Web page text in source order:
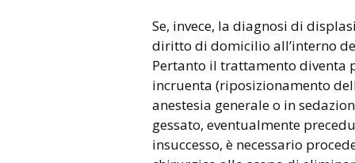
Se, invece, la diagnosi di
diritto di domicilio all’interno
Pertanto il trattamento diventa
incruenta (riposizionamento
anestesia generale o in
gessato, eventualmente
insuccesso, è necessario